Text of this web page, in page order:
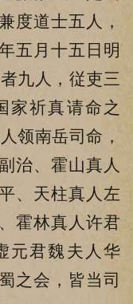
度道士五人，
五月十五日明
九人，従吏三
家祈真请命之
领南岳司命，
治、霍山真人
、天柱真人左
霍林真人许君
元君魏夫人华
之会，皆当司